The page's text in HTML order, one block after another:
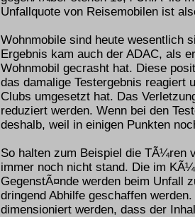
Unfallquote von Reisemobilen ist
Wohnmobile sind heute wesentlich
Ergebnis kam auch der ADAC, als
Wohnmobil gecrasht hat. Diese
das damalige Testergebnis reagiert
Clubs umgesetzt hat. Das
reduziert werden. Wenn bei den
deshalb, weil in einigen Punkten
So halten zum Beispiel die TÃ¼ren
immer noch nicht stand. Die im
GegenstÃ¤nde werden beim Unfall
dringend Abhilfe geschaffen
dimensioniert werden, dass der